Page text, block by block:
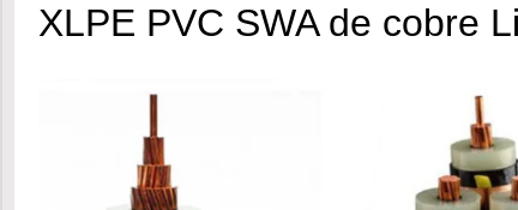
XLPE PVC SWA de cobre